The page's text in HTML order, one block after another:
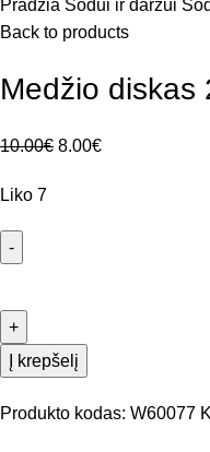
Pradžia Sodui ir daržui
Back to products
Medžio diskas
10.00€ 8.00€
Liko 7
Į krepšelį
Produkto kodas: W60077